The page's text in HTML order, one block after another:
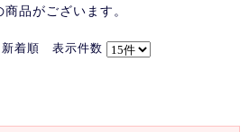
商品がございます。
新着順 表示件数